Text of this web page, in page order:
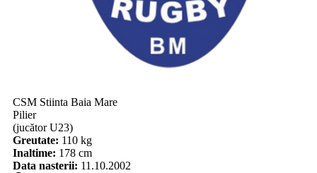
CSM Stiinta Baia Mare
Pilier
(jucător U23)
Greutate: 110 kg
Inaltime: 178 cm
Data nasterii: 11.10.2002